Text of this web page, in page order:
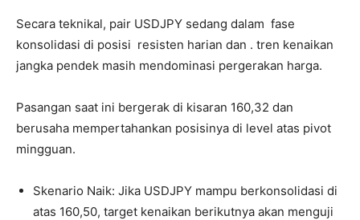
Secara teknikal, pair USDJPY sedang dalam fase
konsolidasi di posisi resisten harian dan . tren kenaikan
jangka pendek masih mendominasi pergerakan harga.
Pasangan saat ini bergerak di kisaran 160,32 dan
berusaha mempertahankan posisinya di level atas pivot
mingguan.
Skenario Naik: Jika USDJPY mampu berkonsolidasi di
atas 160,50, target kenaikan berikutnya akan menguji